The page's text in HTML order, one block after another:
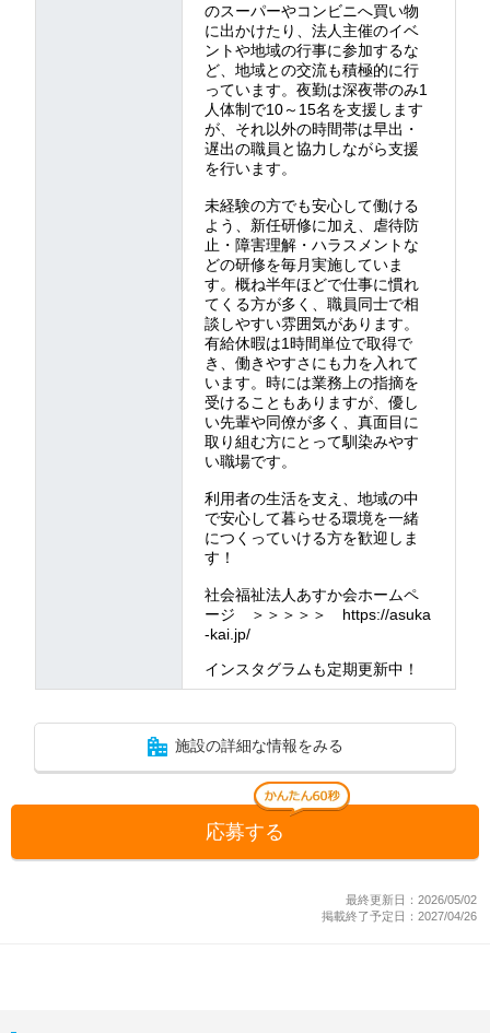
のスーパーやコンビニへ買い物
に出かけたり、法人主催のイベ
ントや地域の行事に参加するな
ど、地域との交流も積極的に行
っています。夜勤は深夜帯のみ1
人体制で10～15名を支援します
が、それ以外の時間帯は早出・
遅出の職員と協力しながら支援
を行います。
未経験の方でも安心して働ける
よう、新任研修に加え、虐待防
止・障害理解・ハラスメントな
どの研修を毎月実施していま
す。概ね半年ほどで仕事に慣れ
てくる方が多く、職員同士で相
談しやすい雰囲気があります。
有給休暇は1時間単位で取得で
き、働きやすさにも力を入れて
います。時には業務上の指摘を
受けることもありますが、優し
い先輩や同僚が多く、真面目に
取り組む方にとって馴染みやす
い職場です。
利用者の生活を支え、地域の中
で安心して暮らせる環境を一緒
につくっていける方を歓迎しま
す！
社会福祉法人あすか会ホームペ
ージ ＞＞＞＞＞ https://asuka
-kai.jp/
インスタグラムも定期更新中！
施設の詳細な情報をみる
応募する
最終更新日：2026/05/02
掲載終了予定日：2027/04/26